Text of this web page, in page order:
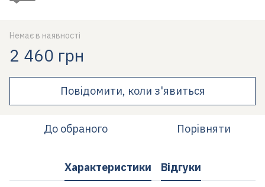
Немає в наявності
2 460 грн
Повідомити, коли з'явиться
До обраного Порівняти
Характеристики Відгуки